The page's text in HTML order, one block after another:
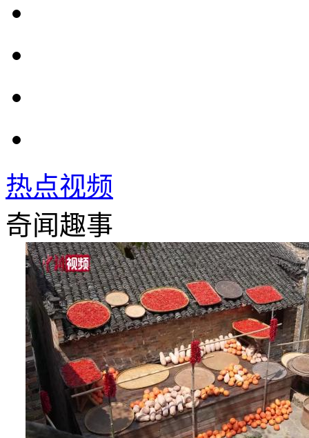
热点视频
奇闻趣事